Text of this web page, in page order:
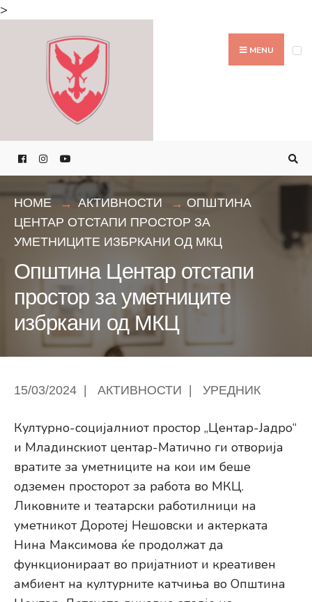
>
MENU
HOME АКТИВНОСТИ
ОПШТИНА
ЦЕНТАР ОТСТАПИ ПРОСТОР ЗА
УМЕТНИЦИТЕ ИЗБРКАНИ ОД МКЦ
Општина Центар отстапи
простор за уметниците
избркани од МКЦ
15/03/2024 АКТИВНОСТИ УРЕДНИК
Културно-социјалниот простор „Центар-Јадро“
и Младинскиот центар-Матично ги отворија
вратите за уметниците на кои им беше
одземен просторот за работа во МКЦ.
Ликовните и театарски работилници на
уметникот Доротеј Нешовски и актерката
Нина Максимова ќе продолжат да
функционираат во пријатниот и креативен
амбиент на културните катчиња во Општина